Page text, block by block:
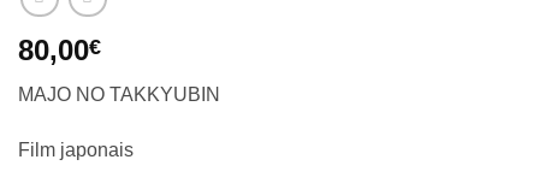
80,00€
MAJO NO TAKKYUBIN
Film japonais